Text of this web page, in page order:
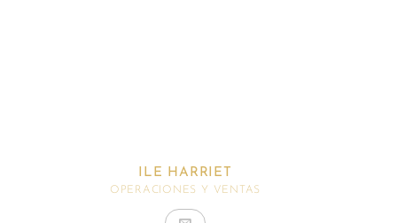
ILE HARRIET
OPERACIONES Y VENTAS